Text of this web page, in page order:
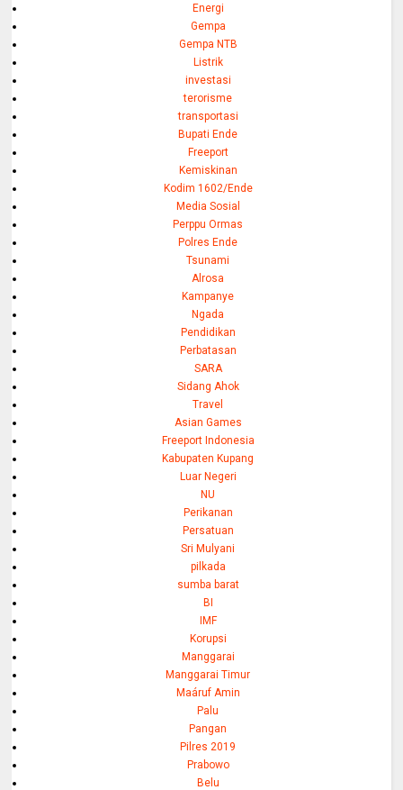
Energi
Gempa
Gempa NTB
Listrik
investasi
terorisme
transportasi
Bupati Ende
Freeport
Kemiskinan
Kodim 1602/Ende
Media Sosial
Perppu Ormas
Polres Ende
Tsunami
Alrosa
Kampanye
Ngada
Pendidikan
Perbatasan
SARA
Sidang Ahok
Travel
Asian Games
Freeport Indonesia
Kabupaten Kupang
Luar Negeri
NU
Perikanan
Persatuan
Sri Mulyani
pilkada
sumba barat
BI
IMF
Korupsi
Manggarai
Manggarai Timur
Maáruf Amin
Palu
Pangan
Pilres 2019
Prabowo
Belu